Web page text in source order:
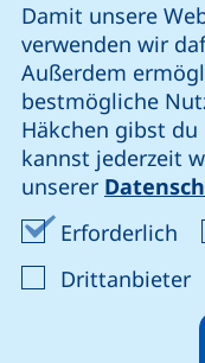
Damit unsere
verwenden wir
Außerdem
bestmögliche
Häkchen gibst
kannst jederzeit
unserer
Erforderlich
Drittanbieter:
unsere Facebook-
unsere
Cookie-
Impressum
Datenschutz
Erklärung zur